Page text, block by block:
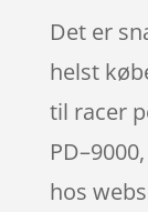
Det er
helst
til racer
hos